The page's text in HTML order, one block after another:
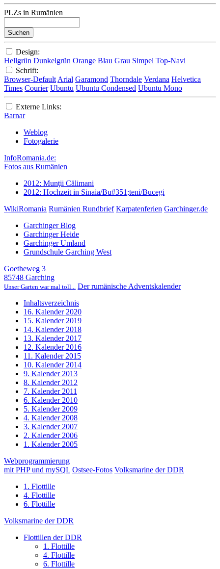
PLZs in Rumänien
Design:
Hellgrün Dunkelgrün Orange Blau Grau Simpel Top-Navi
Schrift:
Browser-Default Arial Garamond Thorndale Verdana Helvetica
Times Courier Ubuntu Ubuntu Condensed Ubuntu Mono
Externe Links:
Barnar
Weblog
Fotogalerie
InfoRomania.de:
Fotos aus Rumänien
2012: Munţii Călimani
2012: Hochzeit in Sinaia/Bu#351;teni/Bucegi
WikiRomania Rumänien Rundbrief Karpatenferien Garchinger.de
Garchinger Blog
Garchinger Heide
Garchinger Umland
Grundschule Garching West
Goetheweg 3
85748 Garching
Unser Garten war mal toll... Der rumänische Adventskalender
Inhaltsverzeichnis
16. Kalender 2020
15. Kalender 2019
14. Kalender 2018
13. Kalender 2017
12. Kalender 2016
11. Kalender 2015
10. Kalender 2014
9. Kalender 2013
8. Kalender 2012
7. Kalender 2011
6. Kalender 2010
5. Kalender 2009
4. Kalender 2008
3. Kalender 2007
2. Kalender 2006
1. Kalender 2005
Webprogrammierung
mit PHP und mySQL Ostsee-Fotos Volksmarine der DDR
1. Flottille
4. Flottille
6. Flottille
Volksmarine der DDR
Flottillen der DDR
1. Flottille
4. Flottille
6. Flottille